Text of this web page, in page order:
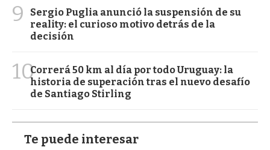
9
Sergio Puglia anunció la suspensión de su
reality: el curioso motivo detrás de la
decisión
10Correrá 50 km al día por todo Uruguay: la
historia de superación tras el nuevo desafío
de Santiago Stirling
Te puede interesar